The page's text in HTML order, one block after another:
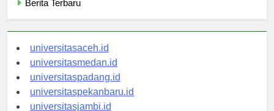
universitasaceh.id
universitasmedan.id
universitaspadang.id
universitaspekanbaru.id